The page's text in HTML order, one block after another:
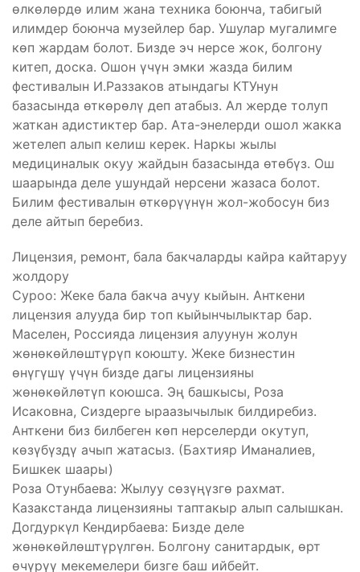
өлкөлөрдө илим жана техника боюнча, табигый
илимдер боюнча музейлер бар. Ушулар мугалимге
көп жардам болот. Бизде эч нерсе жок, болгону
китеп, доска. Ошон үчүн эмки жазда билим
фестивалын И.Раззаков атындагы КТУнун
базасында өткөрөлү деп атабыз. Ал жерде толуп
жаткан адистиктер бар. Ата-энелерди ошол жакка
жетелеп алып келиш керек. Наркы жылы
медициналык окуу жайдын базасында өтөбүз. Ош
шаарында деле ушундай нерсени жазаса болот.
Билим фестивалын өткөрүүнүн жол-жобосун биз
деле айтып беребиз.
Лицензия, ремонт, бала бакчаларды кайра кайтаруу
жолдору
Суроо: Жеке бала бакча ачуу кыйын. Анткени
лицензия алууда бир топ кыйынчылыктар бар.
Маселен, Россияда лицензия алуунун жолун
жөнөкөйлөштүрүп коюшту. Жеке бизнестин
өнүгүшү үчүн бизде дагы лицензияны
жөнөкөйлөтүп коюшса. Эң башкысы, Роза
Исаковна, Сиздерге ыраазычылык билдиребиз.
Анткени биз билбеген көп нерселерди окутуп,
көзүбүздү ачып жатасыз. (Бахтияр Иманалиев,
Бишкек шаары)
Роза Отунбаева: Жылуу сөзүңүзгө рахмат.
Казакстанда лицензияны таптакыр алып салышкан.
Догдуркүл Кендирбаева: Бизде деле
жөнөкөйлөштүрүлгөн. Болгону санитардык, өрт
өчүрүү мекемелери бизге баш ийбейт.